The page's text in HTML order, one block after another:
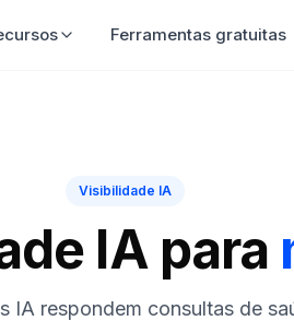
Ferramentas gratuitas
Visibilidade IA
IA para
IA respondem consultas de